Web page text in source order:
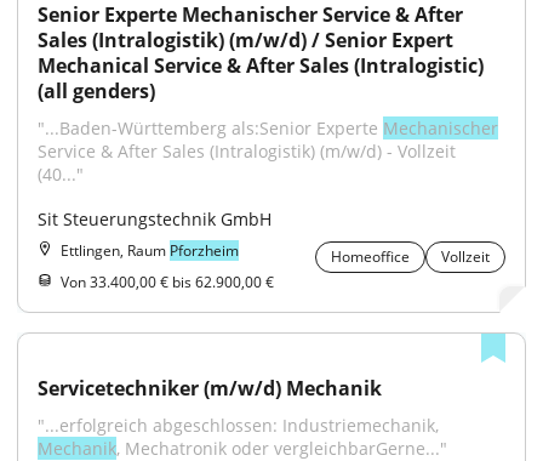
Senior Experte Mechanischer Service & After
Sales (Intralogistik) (m/w/d) / Senior Expert
Mechanical Service & After Sales (Intralogistic)
(all genders)
"...Baden-Württemberg als:Senior Experte Mechanischer
Service & After Sales (Intralogistik) (m/w/d) - Vollzeit
(40..."
Sit Steuerungstechnik GmbH
Ettlingen, Raum Pforzheim Homeoffice
Vollzeit
Von 33.400,00 € bis 62.900,00 €
Servicetechniker (m/w/d) Mechanik
Mechanik, Mechatronik oder vergleichbarGerne..."